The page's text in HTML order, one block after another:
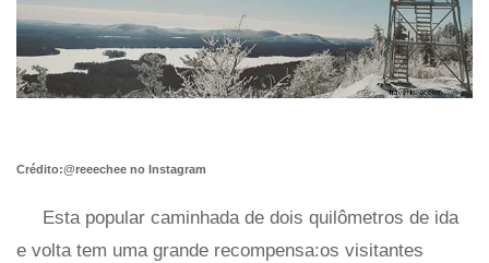
Crédito:@reeechee no Instagram
Esta popular caminhada de dois quilômetros de ida
e volta tem uma grande recompensa:os visitantes